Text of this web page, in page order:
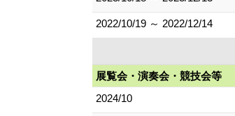
2022/10/19 ～ 2022/12/14
展覧会・演奏会・競技会等
2024/10